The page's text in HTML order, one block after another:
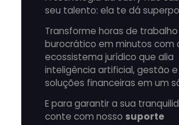
seu talento: ela te dá
Transforme horas de trabalho
burocrático em minutos com
ecossistema jurídico que alia
inteligência artificial, gestão e
soluções financeiras em um
E para garantir a sua
conte com nosso suporte